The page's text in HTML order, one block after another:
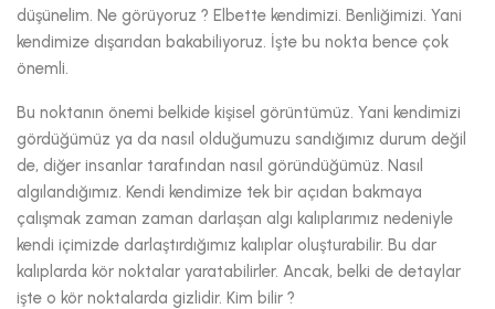
düşünelim. Ne görüyoruz ? Elbette kendimizi. Benliğimizi. Yani
kendimize dışarıdan bakabiliyoruz. İşte bu nokta bence çok
önemli.
Bu noktanın önemi belkide kişisel görüntümüz. Yani kendimizi
gördüğümüz ya da nasıl olduğumuzu sandığımız durum değil
de, diğer insanlar tarafından nasıl göründüğümüz. Nasıl
algılandığımız. Kendi kendimize tek bir açıdan bakmaya
çalışmak zaman zaman darlaşan algı kalıplarımız nedeniyle
kendi içimizde darlaştırdığımız kalıplar oluşturabilir. Bu dar
kalıplarda kör noktalar yaratabilirler. Ancak, belki de detaylar
işte o kör noktalarda gizlidir. Kim bilir ?